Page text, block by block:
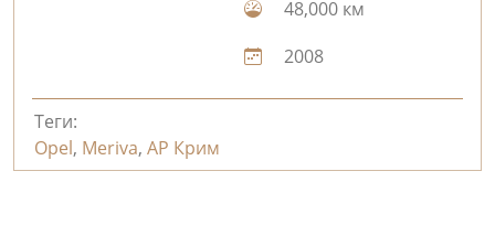
48,000 км
2008
Теги:
Opel, Meriva, АР Крим